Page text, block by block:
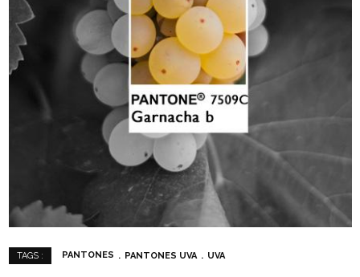
TAGS : PANTONES PANTONES UVA UVA